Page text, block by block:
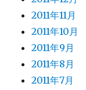
2011年11月
2011年10月
2011年9月
2011年8月
2011年7月